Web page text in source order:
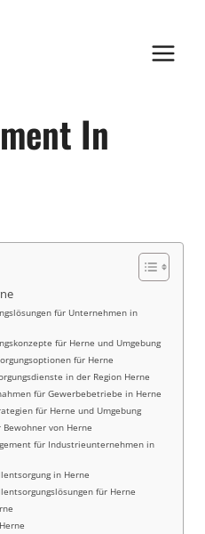
In
für Unternehmen in
für Herne und Umgebung
für Herne
in der Region Herne
für Gewerbebetriebe in Herne
für Herne und Umgebung
von Herne
für Industrieunternehmen in
in Herne
für Herne